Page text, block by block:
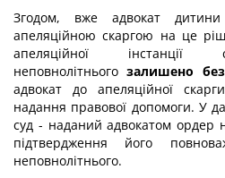
Згодом, вже адвокат
апеляційною скаргою на це
апеляційної інстанції
неповнолітньогозалишено
адвокат до апеляційної
надання правової допомоги. У
суд - наданий адвокатом ордер
підтвердження його
неповнолітнього.